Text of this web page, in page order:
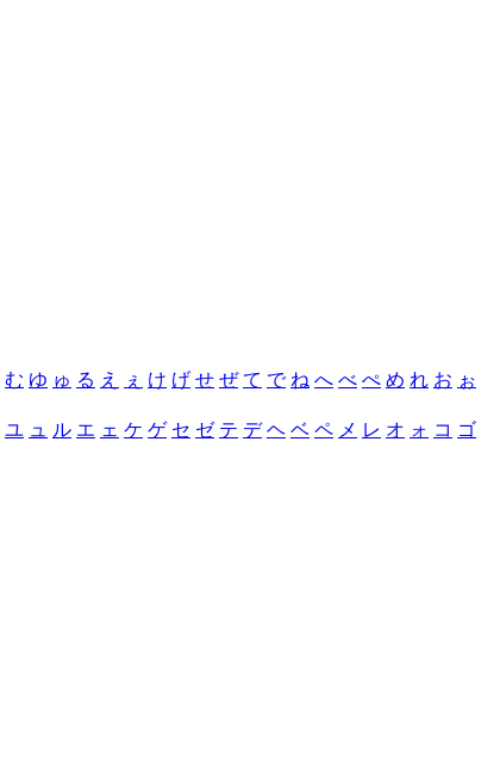
む ゆ ゅ る え ぇ け げ せ ぜ て で ね へ べ ぺ め れ お ぉ
ユ ュ ル エ ェ ケ ゲ セ ゼ テ デ ヘ ベ ペ メ レ オ ォ コ ゴ